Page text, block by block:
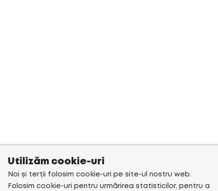
Utilizăm cookie-uri
Noi și terții folosim cookie-uri pe site-ul nostru web.
Folosim cookie-uri pentru urmărirea statisticilor, pentru a